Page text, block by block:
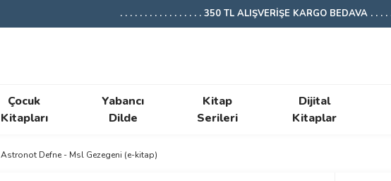
. . . . . . . . . . . . . . . . . 350 TL ALIŞVERİŞE KARGO BEDAVA . . . .
Çocuk
Kitapları
Yabancı
Dilde
Kitap
Serileri
Dijital
Kitaplar
Astronot Defne - Msl Gezegeni (e-kitap)